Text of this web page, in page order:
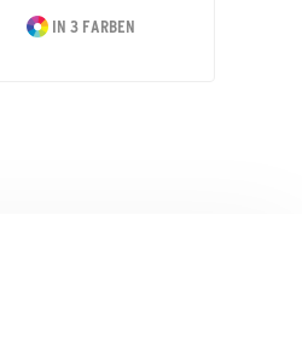
IN 3 FARBEN